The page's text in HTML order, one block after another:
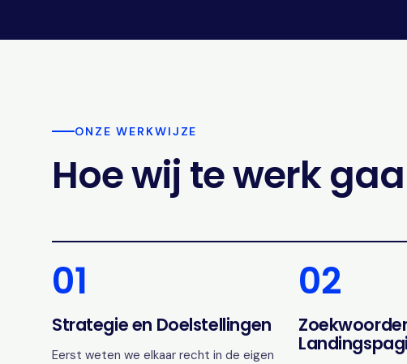
ONZE WERKWIJZE
Hoe wij te werk
01
Strategie en Doelstellingen
Eerst weten we elkaar recht in de eigen
02